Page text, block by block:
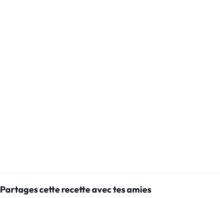
Partages cette recette avec tes amies